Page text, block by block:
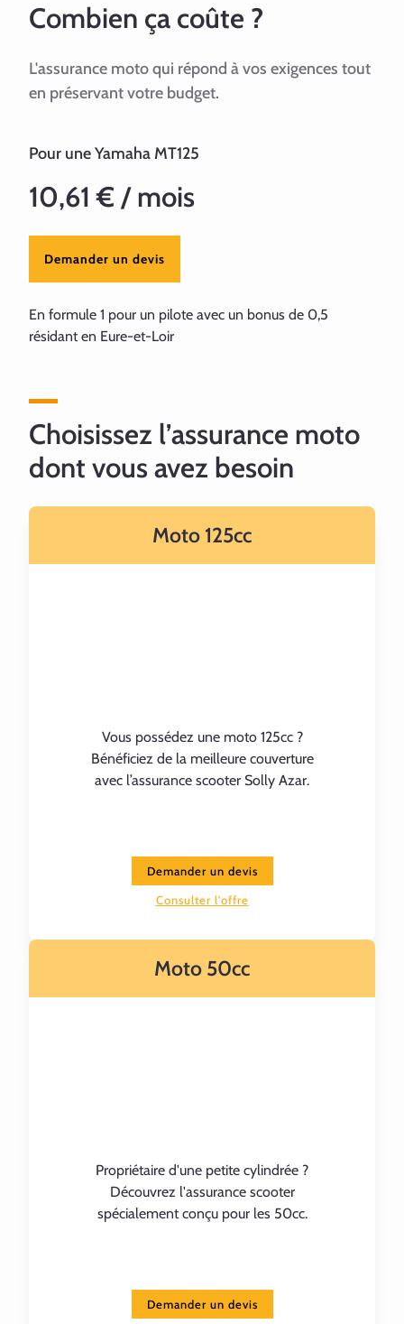
Combien ça coûte ?
L'assurance moto qui répond à vos exigences tout
en préservant votre budget.
Pour une Yamaha MT125
10,61 € / mois
Demander un devis
En formule 1 pour un pilote avec un bonus de 0,5
résidant en Eure-et-Loir
Choisissez l’assurance moto
dont vous avez besoin
Moto 125cc
Vous possédez une moto 125cc ?
Bénéficiez de la meilleure couverture
avec l’assurance scooter Solly Azar.
Demander un devis
Consulter l'offre
Moto 50cc
Propriétaire d'une petite cylindrée ?
Découvrez l'assurance scooter
spécialement conçu pour les 50cc.
Demander un devis